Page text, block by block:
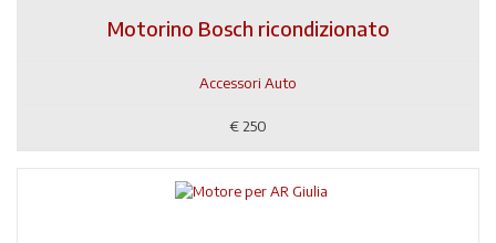
Motorino Bosch ricondizionato
Accessori Auto
€250